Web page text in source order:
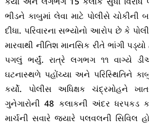
ભીડને કાબુમાં લેવા માટે પોલીસે ચોકીની
દીધા. પરિવારના સભ્યોનો આરોપ છે કે
મારવાથી નીતિશ માનસિક રીતે ભાંગી
પગલું ભર્યું. રાત્રે લગભગ ૧૧ વાગ્યે
ઘટનાસ્થળે પહોંચ્યા અને પરિસ્થિતિને
કર્યો. પોલીસ અધિક્ષક ચંદ્રમોહને
ગુનેગારોની 48 કલાકની અંદર ધરપકડ
માર્ચની સવારે જ્યારે પલવલની સિવિલ